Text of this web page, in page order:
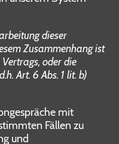
dieser
Zusammenhang ist
oder die
Art. 6 Abs. 1 lit. b)
mit
Fällen zu
und